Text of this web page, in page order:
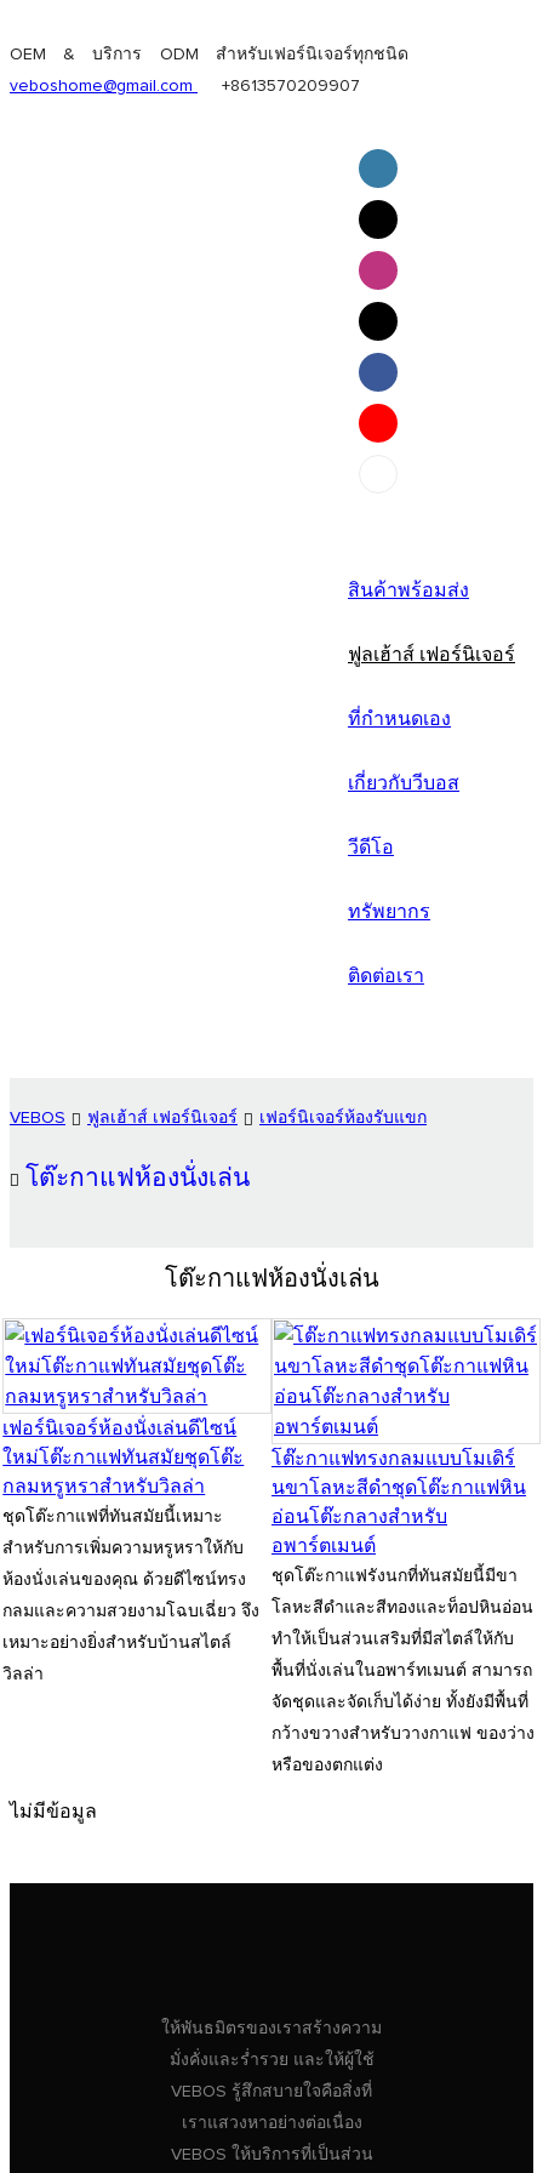
OEM & บริการ ODM สำหรับเฟอร์นิเจอร์ทุกชนิด
veboshome@gmail.com
+8613570209907
English
Pilipino
ภาษาไทย
日语
italiano
français
العربية
สินค้าพร้อมส่ง
ฟูลเฮ้าส์ เฟอร์นิเจอร์
ที่กำหนดเอง
เกี่ยวกับวีบอส
วีดีโอ
ทรัพยากร
ติดต่อเรา
VEBOS ฟูลเฮ้าส์ เฟอร์นิเจอร์ เฟอร์นิเจอร์ห้องรับแขก
โต๊ะกาแฟห้องนั่งเล่น
โต๊ะกาแฟห้องนั่งเล่น
เฟอร์นิเจอร์ห้องนั่งเล่นดีไซน์
ใหม่โต๊ะกาแฟทันสมัยชุดโต๊ะ
กลมหรูหราสำหรับวิลล่า
ชุดโต๊ะกาแฟที่ทันสมัยนี้เหมาะ
สำหรับการเพิ่มความหรูหราให้กับ
ห้องนั่งเล่นของคุณ ด้วยดีไซน์ทรง
กลมและความสวยงามโฉบเฉี่ยว จึง
เหมาะอย่างยิ่งสำหรับบ้านสไตล์
วิลล่า
โต๊ะกาแฟทรงกลมแบบโมเดิร์
นขาโลหะสีดำชุดโต๊ะกาแฟหิน
อ่อนโต๊ะกลางสำหรับ
อพาร์ตเมนต์
ชุดโต๊ะกาแฟรังนกที่ทันสมัยนี้มีขา
โลหะสีดำและสีทองและท็อปหินอ่อน
ทำให้เป็นส่วนเสริมที่มีสไตล์ให้กับ
พื้นที่นั่งเล่นในอพาร์ทเมนต์ สามารถ
จัดชุดและจัดเก็บได้ง่าย ทั้งยังมีพื้นที่
กว้างขวางสำหรับวางกาแฟ ของว่าง
หรือของตกแต่ง
ไม่มีข้อมูล
ให้พันธมิตรของเราสร้างความ
มั่งคั่งและร่ำรวย และให้ผู้ใช้
VEBOS รู้สึกสบายใจคือสิ่งที่
เราแสวงหาอย่างต่อเนื่อง
VEBOS ให้บริการที่เป็นส่วน